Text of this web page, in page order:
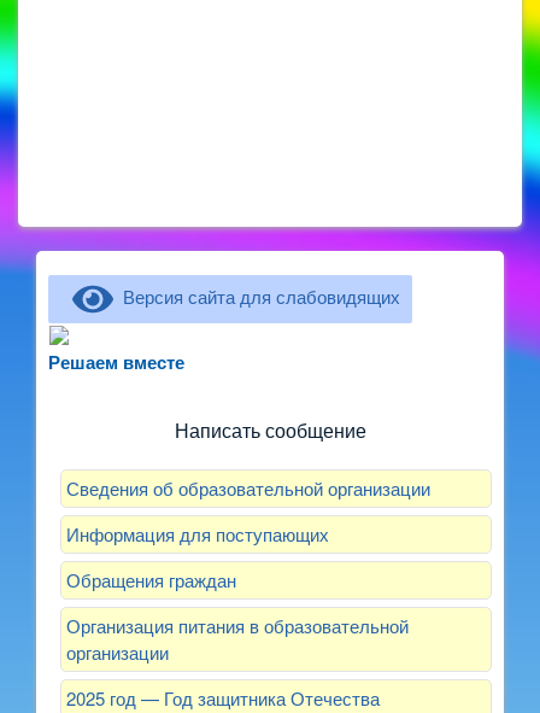
Версия сайта для слабовидящих
Решаем вместерассказать о воспитателях? Знаете, как
Написать сообщение
Сведения об образовательной организации
Информация для поступающих
Обращения граждан
Организация питания в образовательной
организации
2025 год — Год защитника Отечества